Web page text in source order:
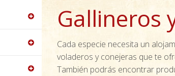
Gallineros
Cada especie necesita un
voladeros y conejeras que te
También podrás encontrar